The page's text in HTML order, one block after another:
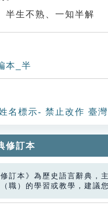
半生不熟、一知半解
本_半
名標示- 禁止改作 臺
修訂本
修訂本》為歷史語言辭典
職）的學習或教學，建議